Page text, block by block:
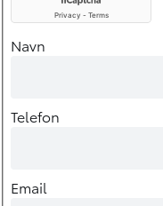
Navn
Telefon
Email